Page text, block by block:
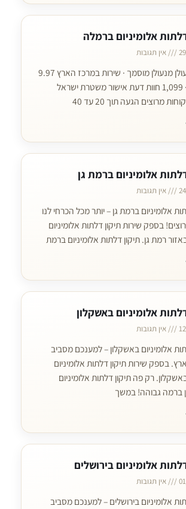
אלומיניום ברמלה
אין תגובות
ציון המנעולן מנעולן מוסמך · שירות במרכז הארץ 9.97
במידרג · 1,099 חוות דעת אישור משטרת ישראל
אלומיניום ברמת גן
אין תגובות
אלומיניום ברמת גן – יותר מכל הכרחי לנו
בספק שירות תיקון דלתות אלומיניום
רמת גן. תיקון דלתות אלומיניום ברמת
אלומיניום באשקלון
אין תגובות
אלומיניום באשקלון – למענכם מסביב
בספק שירות תיקון דלתות אלומיניום
רק פה תיקון דלתות אלומיניום
ברמה גבוהה! במשך
אלומיניום בירושלים
אין תגובות
אלומיניום בירושלים – למענכם מסביב